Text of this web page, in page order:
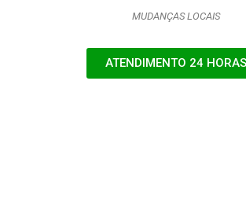
MUDANÇAS LOCAIS
ATENDIMENTO 24 HORAS